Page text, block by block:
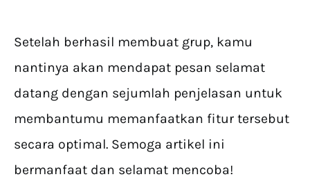
Setelah berhasil membuat grup, kamu
nantinya akan mendapat pesan selamat
datang dengan sejumlah penjelasan untuk
membantumu memanfaatkan fitur tersebut
secara optimal. Semoga artikel ini
bermanfaat dan selamat mencoba!